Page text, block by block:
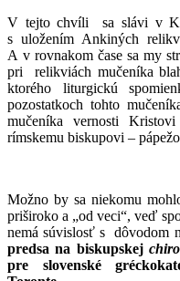
V tejto chvíli sa slávi v
s uložením Ankiných
A v rovnakom čase sa my
pri relikviách mučeníka
ktorého liturgickú
pozostatkoch tohto
mučeníka vernosti
rímskemu biskupovi –
Možno by sa niekomu
priširoko a „od veci“, veď
nemá súvislosť s dôvodom
predsa na biskupskej
pre slovenské